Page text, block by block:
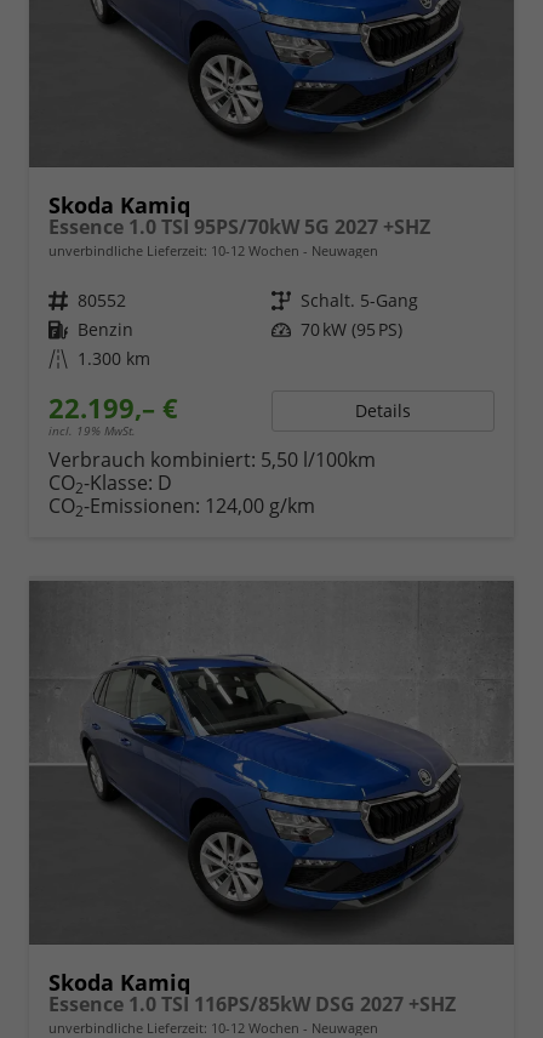
Skoda Kamiq
Essence 1.0 TSI 95PS/70kW 5G 2027 +SHZ
unverbindliche Lieferzeit: 10-12 Wochen Neuwagen
Fahrzeugnr. 80552 Getriebe Schalt. 5-Gang
Kraftstoff Benzin Leistung 70 kW (95 PS)
Kilometerstand 1.300 km
22.199,– €
incl. 19% MwSt.
Details
Verbrauch kombiniert: 5,50 l/100km
CO2-Klasse: D
CO2-Emissionen: 124,00 g/km
Skoda Kamiq
Essence 1.0 TSI 116PS/85kW DSG 2027 +SHZ
unverbindliche Lieferzeit: 10-12 Wochen Neuwagen